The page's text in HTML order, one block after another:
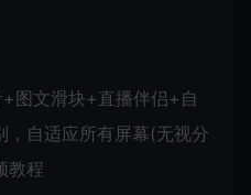
图文滑块+直播伴侣+自
，自适应所有屏幕(无视分
教程